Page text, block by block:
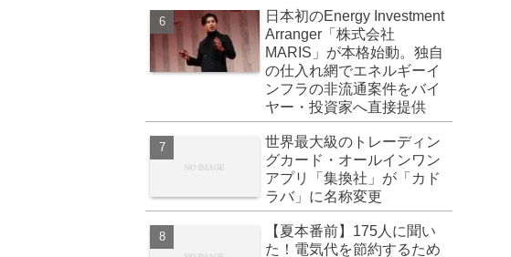
日本初のEnergy Investment
Arranger「株式会社
MARIS」が本格始動。独自
の仕入れ網でエネルギーイ
ンフラの非流通案件をバイ
ヤー・投資家へ直接提供
世界最大級のトレーディン
グカード・オールインワン
アプリ「集換社」が「カド
ラバ」に名称変更
【夏本番前】175人に聞い
た！電気代を節約するため